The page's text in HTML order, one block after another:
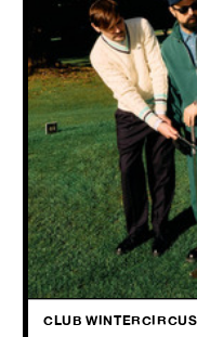
Poprock vol warmte,
helemaal in te verdwijnen.
CLUB WINTERCIRCUS